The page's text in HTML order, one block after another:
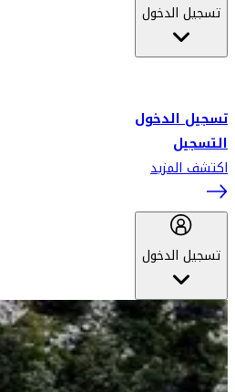
تسجيل الدخول
تسجيل الدخول
التسجيل
اكتشف المزيد
تسجيل الدخول